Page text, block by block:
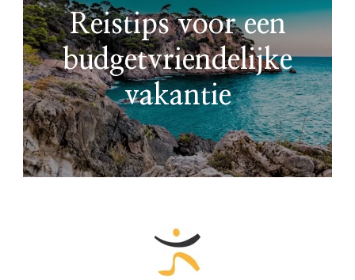
Reistips voor een
budgetvriendelijke
vakantie